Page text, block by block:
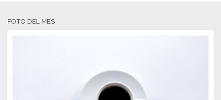
FOTO DEL MES